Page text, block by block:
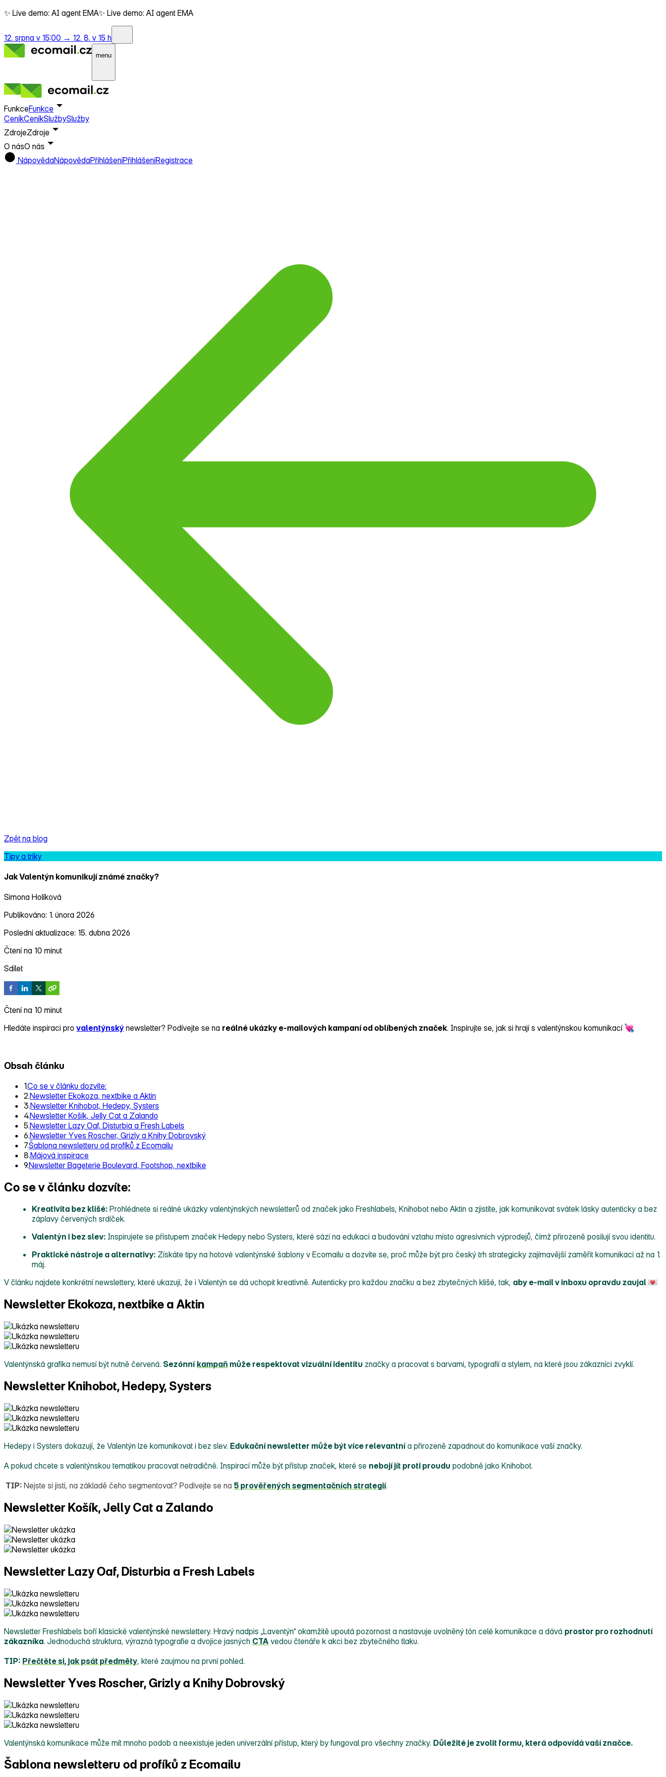
✨ Live demo: AI agent EMA✨ Live demo: AI agent EMA
12. srpna v 15:00 → 12. 8. v 15 h
menu
FunkceFunkce
CeníkCeníkSlužbySlužby
ZdrojeZdroje
O násO nás
NápovědaNápovědaPřihlášeníPřihlášeníRegistrace
Zpět na blog
Tipy a triky
Jak Valentýn komunikují známé značky?
Simona Holíková
Publikováno: 1. února 2026
Poslední aktualizace: 15. dubna 2026
Čtení na 10 minut
Sdílet
Čtení na 10 minut
Hledáte inspiraci pro valentýnský newsletter? Podívejte se na reálné ukázky e‑mailových kampaní od oblíbených značek. Inspirujte se, jak si hrají s valentýnskou komunikací
Obsah článku
1.Co se v článku dozvíte:
2.Newsletter Ekokoza, nextbike a Aktin
3.Newsletter Knihobot, Hedepy, Systers
4.Newsletter Košík, Jelly Cat a Zalando
5.Newsletter Lazy Oaf, Disturbia a Fresh Labels
6.Newsletter Yves Roscher, Grizly a Knihy Dobrovský
7.Šablona newsletteru od profíků z Ecomailu
8.Májová inspirace
9.Newsletter Bageterie Boulevard, Footshop, nextbike
Co se v článku dozvíte:
Kreativita bez klišé: Prohlédnete si reálné ukázky valentýnských newsletterů od značek jako Freshlabels, Knihobot nebo Aktin a zjistíte, jak komunikovat svátek lásky autenticky a bez
záplavy červených srdíček.
Valentýn i bez slev: Inspirujete se přístupem značek Hedepy nebo Systers, které sází na edukaci a budování vztahu místo agresivních výprodejů, čímž přirozeně posilují svou identitu.
Praktické nástroje a alternativy: Získáte tipy na hotové valentýnské šablony v Ecomailu a dozvíte se, proč může být pro český trh strategicky zajímavější zaměřit komunikaci až na 1.
máj.
V článku najdete konkrétní newslettery, které ukazují, že i Valentýn se dá uchopit kreativně. Autenticky pro každou značku a bez zbytečných klišé, tak, aby e‑mail v inboxu opravdu zaujal
Newsletter Ekokoza, nextbike a Aktin
Valentýnská grafika nemusí být nutně červená. Sezónní kampaň může respektovat vizuální identitu značky a pracovat s barvami, typografií a stylem, na které jsou zákazníci zvyklí.
Newsletter Knihobot, Hedepy, Systers
Hedepy i Systers dokazují, že Valentýn lze komunikovat i bez slev. Edukační newsletter může být více relevantnía přirozeně zapadnout do komunikace vaší značky.
A pokud chcete s valentýnskou tematikou pracovat netradičně. Inspirací může být přístup značek, které se nebojí jít proti proudu podobně jako Knihobot.
TIP: Nejste si jistí, na základě čeho segmentovat? Podívejte se na 5 prověřených segmentačních strategií.
Newsletter Košík, Jelly Cat a Zalando
Newsletter Lazy Oaf, Disturbia a Fresh Labels
Newsletter Freshlabels boří klasické valentýnské newslettery. Hravý nadpis „Laventýn“ okamžitě upoutá pozornost a nastavuje uvolněný tón celé komunikace a dává prostor pro rozhodnutí
zákazníka. Jednoduchá struktura, výrazná typografie a dvojice jasných CTA vedou čtenáře k akci bez zbytečného tlaku.
TIP: Přečtěte si, jak psát předměty, které zaujmou na první pohled.
Newsletter Yves Roscher, Grizly a Knihy Dobrovský
Valentýnská komunikace může mít mnoho podob a neexistuje jeden univerzální přístup, který by fungoval pro všechny značky. Důležité je zvolit formu, která odpovídá vaší značce.
Šablona newsletteru od profíků z Ecomailu